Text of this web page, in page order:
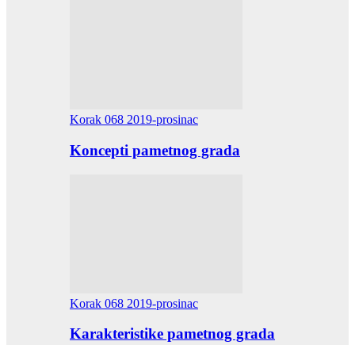
Korak 068 2019-prosinac
Koncepti pametnog grada
Korak 068 2019-prosinac
Karakteristike pametnog grada